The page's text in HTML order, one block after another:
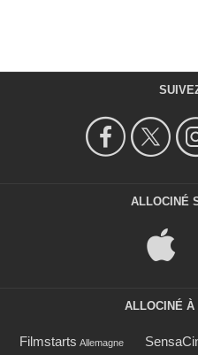
ALLOCINÉ
ALLOCINÉ À
Filmstarts Allemagne